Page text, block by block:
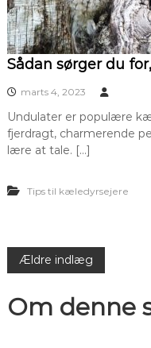
Sådan sørger du
marts 4, 2023
Undulater er populære
fjerdragt, charmerende
lære at tale. […]
Tips til kæledyrsejere
N
a
Ældre indlæg
Om denne